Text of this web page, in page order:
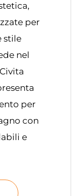
per
stile
nel
per
con
e